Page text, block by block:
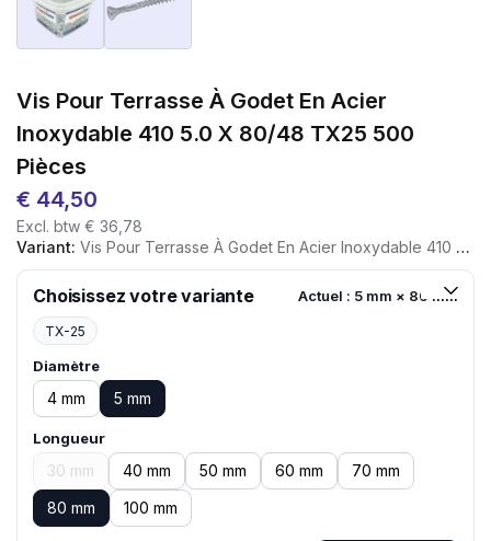
Vis Pour Terrasse À Godet En Acier
Inoxydable 410 5.0 X 80/48 TX25 500
Pièces
€ 44,50
Excl. btw € 36,78
Variant: Vis Pour Terrasse À Godet En Acier Inoxydable 410 5.0 X 80/48 TX25 500 Pièces
Choisissez votre variante Actuel : 5 mm × 80 mm
TX-25
Diamètre
4 mm 5 mm
Longueur
30 mm 40 mm 50 mm 60 mm
70 mm
80 mm
100 mm